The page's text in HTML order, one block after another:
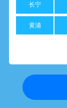
长宁
黄浦